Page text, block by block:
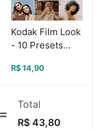
Kodak Film Look
- 10 Presets
Celular e PC
R$14,90
Total
R$43,80